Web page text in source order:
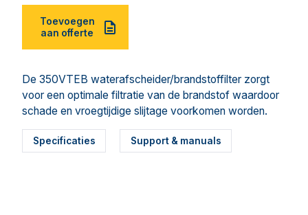
Toevoegen
aan offerte
De 350VTEB waterafscheider/brandstoffilter zorgt
voor een optimale filtratie van de brandstof waardoor
schade en vroegtijdige slijtage voorkomen worden.
Specificaties Support & manuals